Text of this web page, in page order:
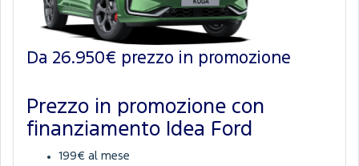
Da 26.950€ prezzo in promozione
Prezzo in promozione con
finanziamento Idea Ford
199€ al mese